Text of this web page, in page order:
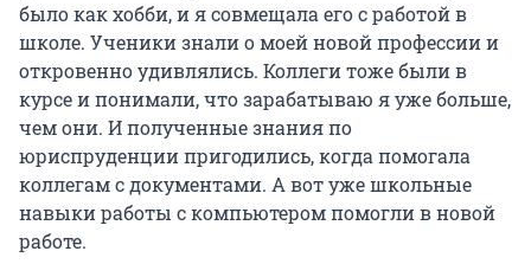
было как хобби, и я совмещала его с работой в
школе. Ученики знали о моей новой профессии и
откровенно удивлялись. Коллеги тоже были в
курсе и понимали, что зарабатываю я уже больше,
чем они. И полученные знания по
юриспруденции пригодились, когда помогала
коллегам с документами. А вот уже школьные
навыки работы с компьютером помогли в новой
работе.